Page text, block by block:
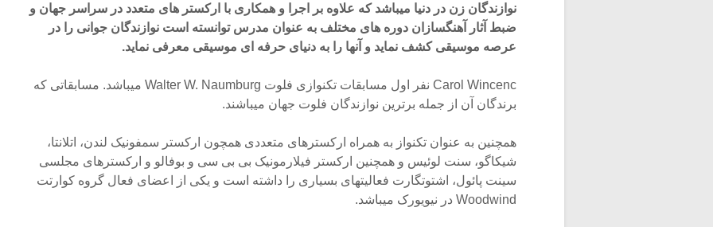
نوازندگان زن در دنیا میباشد که علاوه بر اجرا و همکاری با ارکستر های متعدد در سراسر جهان و
ضبط آثار آهنگسازان دوره های مختلف به عنوان مدرس توانسته است نوازندگان جوانی را در
عرصه موسیقی کشف نماید و آنها را به دنیای حرفه ای موسیقی معرفی نماید.
Carol Wincenc نفر اول مسابقات تکنوازی فلوت Walter W. Naumburg میباشد. مسابقاتی که
برندگان آن از جمله برترین نوازندگان فلوت جهان میباشند.
همچنین به عنوان تکنواز به همراه ارکسترهای متعددی همچون ارکستر سمفونیک لندن، اتلانتا،
شیکاگو، سنت لوئیس و همچنین ارکستر فیلارمونیک بی بی سی و بوفالو و ارکسترهای مجلسی
سینت پائول، اشتوتگارت فعالیتهای بسیاری را داشته است و یکی از اعضای فعال گروه کوارتت
Woodwind در نیویورک میباشد.